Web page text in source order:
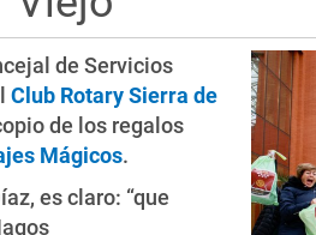
de Servicios
Club Rotary Sierra de
de los regalos
Mágicos.
es claro: “que